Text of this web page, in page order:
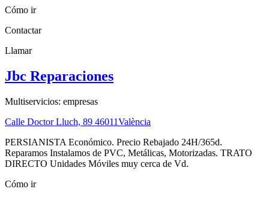
Cómo ir
Contactar
Llamar
Jbc Reparaciones
Multiservicios: empresas
Calle Doctor Lluch, 89 46011València
PERSIANISTA Económico. Precio Rebajado 24H/365d.
Reparamos Instalamos de PVC, Metálicas, Motorizadas. TRATO
DIRECTO Unidades Móviles muy cerca de Vd.
Cómo ir